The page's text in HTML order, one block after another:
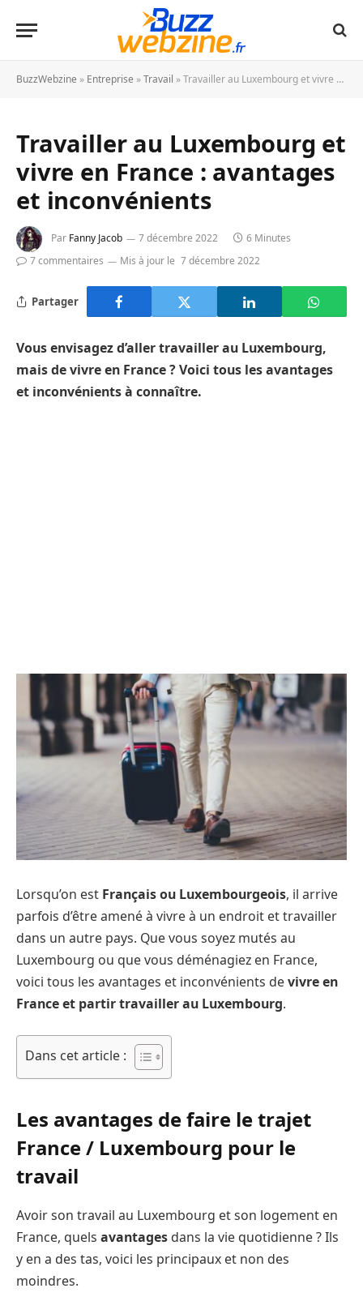
BuzzWebzine » Entreprise »Travail »Travailler au Luxembourg et vivre en France : avantages et inconvénients
Travailler au Luxembourg et
vivre en France : avantages
et inconvénients
Par Fanny Jacob 7 décembre 2022
6 Minutes
7 commentaires
Mis à jour le 7 décembre 2022
Partager
Vous envisagez d’aller travailler au Luxembourg,
mais de vivre en France ? Voici tous les avantages
et inconvénients à connaître.
Lorsqu’on est Français ou Luxembourgeois, il arrive
parfois d’être amené à vivre à un endroit et travailler
dans un autre pays. Que vous soyez mutés au
Luxembourg ou que vous déménagiez en France,
voici tous les avantages et inconvénients devivre en
France et partir travailler au Luxembourg.
Dans cet article :
Les avantages de faire le trajet
France / Luxembourg pour le
travail
Avoir son travail au Luxembourg et son logement en
France, quels avantages dans la vie quotidienne ? Ils
y en a des tas, voici les principaux et non des
moindres.